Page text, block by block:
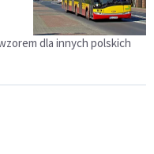
dla innych polskich